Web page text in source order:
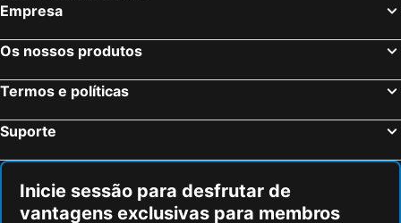
Empresa
Os nossos produtos
Termos e políticas
Suporte
Inicie sessão para desfrutar de
vantagens exclusivas para membros